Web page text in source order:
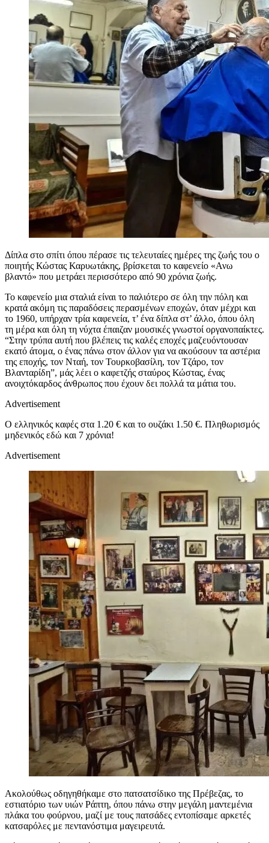
Δίπλα στο σπίτι όπου πέρασε τις τελευταίες ημέρες της ζωής του ο
ποιητής Κώστας Καρυωτάκης, βρίσκεται το καφενείο «Ανω
βλαντό» που μετράει περισσότερο από 90 χρόνια ζωής.
Το καφενείο μια σταλιά είναι το παλιότερο σε όλη την πόλη και
κρατά ακόμη τις παραδόσεις περασμένων εποχών, όταν μέχρι και
το 1960, υπήρχαν τρία καφενεία, τ’ ένα δίπλα στ’ άλλο, όπου όλη
τη μέρα και όλη τη νύχτα έπαιζαν μουσικές γνωστοί οργανοπαίκτες.
“Στην τρύπα αυτή που βλέπεις τις καλές εποχές μαζευόντουσαν
εκατό άτομα, ο ένας πάνω στον άλλον για να ακούσουν τα αστέρια
της εποχής, τον Νταή, τον Τουρκοβασίλη, τον Τζάρο, τον
Bλανταρίδη”, μάς λέει ο καφετζής σταύρος Κώστας, ένας
ανοιχτόκαρδος άνθρωπος που έχουν δει πολλά τα μάτια του.
Advertisement
Ο ελληνικός καφές στα 1.20 € και το ουζάκι 1.50 €. Πληθωρισμός
μηδενικός εδώ και 7 χρόνια!
Advertisement
Aκολούθως οδηγηθήκαμε στο πατσατσίδικο της Πρέβεζας, το
εστιατόριο των υιών Ράπτη, όπου πάνω στην μεγάλη μαντεμένια
πλάκα του φούρνου, μαζί με τους πατσάδες εντοπίσαμε αρκετές
κατσαρόλες με πεντανόστιμα μαγειρευτά.